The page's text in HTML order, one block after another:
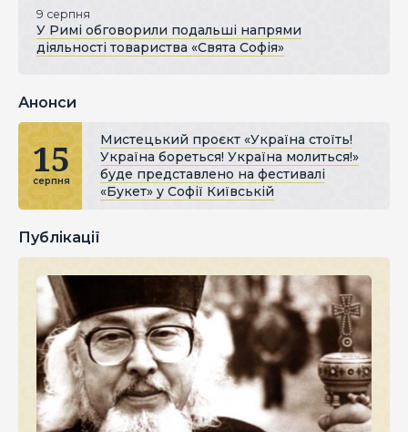
9 серпня
У Римі обговорили подальші напрями
діяльності товариства «Свята Софія»
Анонси
15
серпня
Мистецький проєкт «Україна стоїть!
Україна бореться! Україна молиться!»
буде представлено на фестивалі
«Букет» у Софії Київській
Публікації